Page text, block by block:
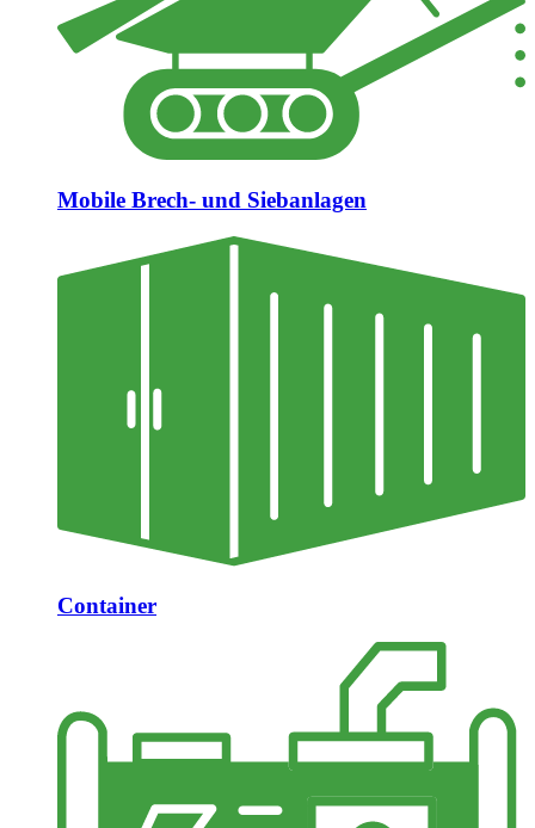
Mobile Brech- und Siebanlagen
Container